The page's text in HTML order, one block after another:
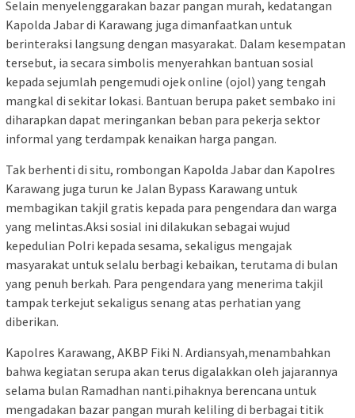
Selain menyelenggarakan bazar pangan murah, kedatangan
Kapolda Jabar di Karawang juga dimanfaatkan untuk
berinteraksi langsung dengan masyarakat. Dalam kesempatan
tersebut, ia secara simbolis menyerahkan bantuan sosial
kepada sejumlah pengemudi ojek online (ojol) yang tengah
mangkal di sekitar lokasi. Bantuan berupa paket sembako ini
diharapkan dapat meringankan beban para pekerja sektor
informal yang terdampak kenaikan harga pangan.
Tak berhenti di situ, rombongan Kapolda Jabar dan Kapolres
Karawang juga turun ke Jalan Bypass Karawang untuk
membagikan takjil gratis kepada para pengendara dan warga
yang melintas.Aksi sosial ini dilakukan sebagai wujud
kepedulian Polri kepada sesama, sekaligus mengajak
masyarakat untuk selalu berbagi kebaikan, terutama di bulan
yang penuh berkah. Para pengendara yang menerima takjil
tampak terkejut sekaligus senang atas perhatian yang
diberikan.
Kapolres Karawang, AKBP Fiki N. Ardiansyah,menambahkan
bahwa kegiatan serupa akan terus digalakkan oleh jajarannya
selama bulan Ramadhan nanti.pihaknya berencana untuk
mengadakan bazar pangan murah keliling di berbagai titik